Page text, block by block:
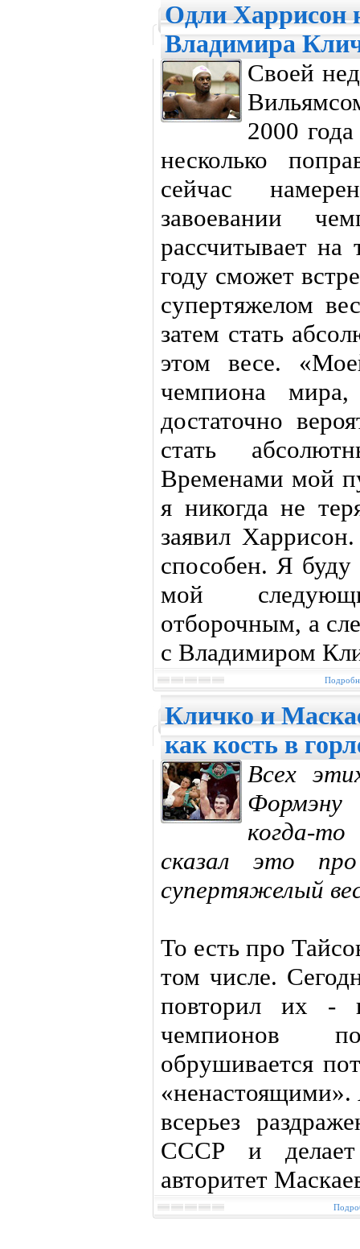
Одли Харрисон
Владимира
Своей
2000
несколько
сейчас
завоевании
рассчитывает
году сможет
супертяжелом
затем стать
этом весе.
чемпиона
достаточно
стать
Временами мой
я никогда не
заявил
способен. Я буду
мой
отборочным, а
с Владимиром
Кличко и
как кость в
Всех
когда-
сказал это про
супертяжелый
То есть про
том числе.
повторил их -
чемпионов
обрушивается
«ненастоящими».
всерьез
СССР и делает
авторитет